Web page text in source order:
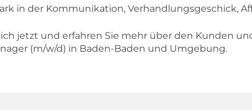
in der Kommunikation, Verhandlungsgeschick,
jetzt und erfahren Sie mehr über den Kunden
(m/w/d) in Baden-Baden und Umgebung.